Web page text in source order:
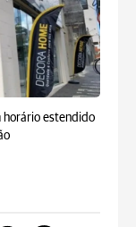
horário estendido